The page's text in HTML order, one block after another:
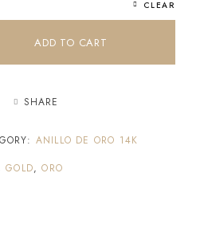
CLEAR
ADD TO CART
SHARE
ANILLO DE ORO 14K
GOLD,ORO